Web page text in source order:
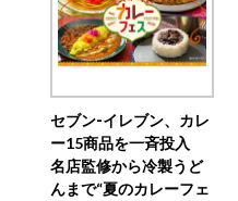
セブン‐イレブン、カレ
ー15商品を一斉投入
名店監修から冷製うど
んまで“夏のカレーフェ